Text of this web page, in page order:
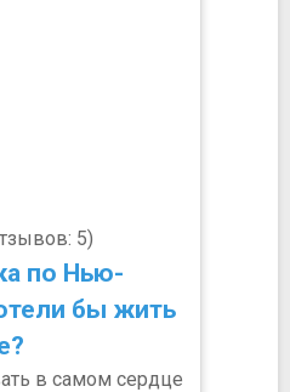
5)
по Нью-
бы жить
в самом сердце